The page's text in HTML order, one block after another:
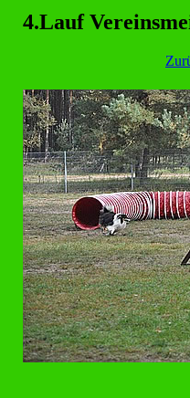
4.Lauf